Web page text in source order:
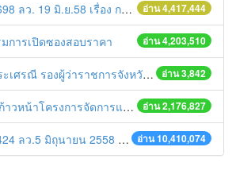
อ่าน 4,417,444
เรื่อง การแก้ไขปัญหาหนี้สินให้แก่เกษตรกร
อ่าน 4,203,510
การเปิดซองสอบราคา
อ่าน 3,842
วมประชุมรับการตรวจราชการของผู้ตรวจราชการกระทรวงมหาดไทย เขต 1และเขต 3 (นายพิเชษฐ ไพบูลย์ศิริ)
อ่าน 2,176,827
ารจัดการแก้ไขปัญหาขยะ สัปดาห์ที่ 9/2558
อ่าน 10,410,074
ที่สมัครเข้าร่วมโครงการพัฒนาหน่วยงานต้นแบบในการจัดตั้งศูนย์ข้อมูลข่าวสารของราชการฯ ประจำปีงบประมาณ พ.ศ. 2558